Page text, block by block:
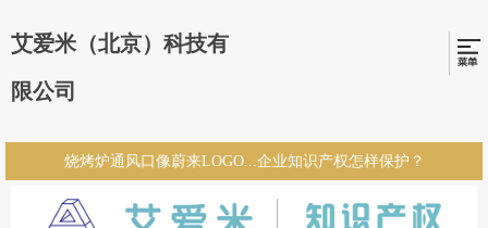
艾爱米（北京）科技有
限公司
烧烤炉通风口像蔚来LOGO...企业知识产权怎样保护？